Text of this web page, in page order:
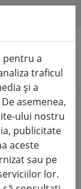
de zână
de
pentru a
traficul
și a
asemenea,
ului nostru
publicitate
aceste
sau pe
lor.